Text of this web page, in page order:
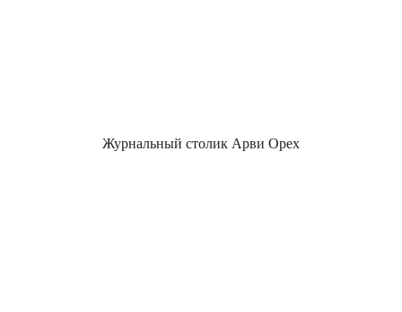
Журнальный столик Арви Орех